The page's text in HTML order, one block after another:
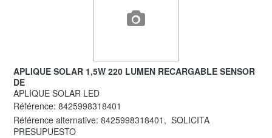
APLIQUE SOLAR 1,5W 220 LUMEN RECARGABLE SENSOR
DE
APLIQUE SOLAR LED
Référence: 8425998318401
Référence alternative: 8425998318401 , SOLICITA
PRESUPUESTO